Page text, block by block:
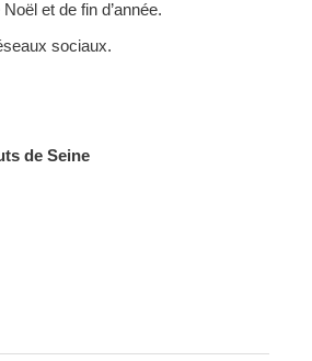
et de fin d’année.
sociaux.
de Seine